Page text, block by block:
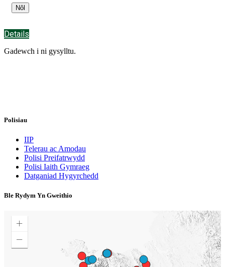
Details
Gadewch i ni gysylltu.
Polisiau
IIP
Telerau ac Amodau
Polisi Preifatrwydd
Polisi Iaith Gymraeg
Datganiad Hygyrchedd
Ble Rydym Yn Gweithio